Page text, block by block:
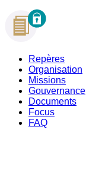
Repères
Organisation
Missions
Gouvernance
Documents
Focus
FAQ